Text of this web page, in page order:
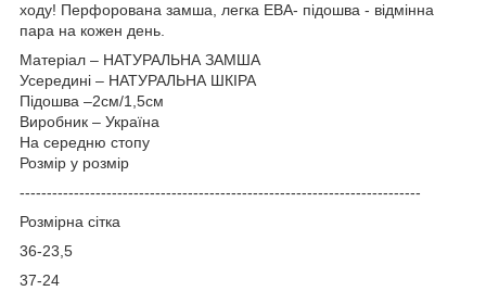
ходу! Перфорована замша, легка ЕВА- підошва - відмінна
пара на кожен день.
Матеріал – НАТУРАЛЬНА ЗАМША
Усередині – НАТУРАЛЬНА ШКІРА
Підошва –2см/1,5см
Виробник – Україна
На середню стопу
Розмір у розмір
--------------------------------------------------------------------------
Розмірна сітка
36-23,5
37-24